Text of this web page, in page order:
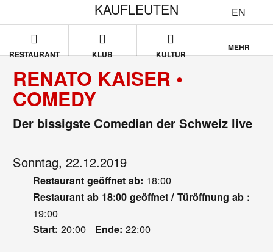
EN
KAUFLEUTEN
RESTAURANT KLUB KULTUR
MEHR
RENATO KAISER •
COMEDY
Der bissigste Comedian der Schweiz live
Sonntag, 22.12.2019
Restaurant geöffnet ab: 18:00
Restaurant ab 18:00 geöffnet / Türöffnung ab :
19:00
Start: 20:00 Ende: 22:00